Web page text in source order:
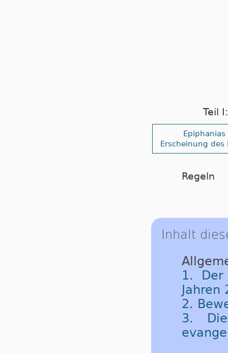
Teil
Epiphanias
Erscheinung des
Regeln
Inhalt
1. Der
2.
3.